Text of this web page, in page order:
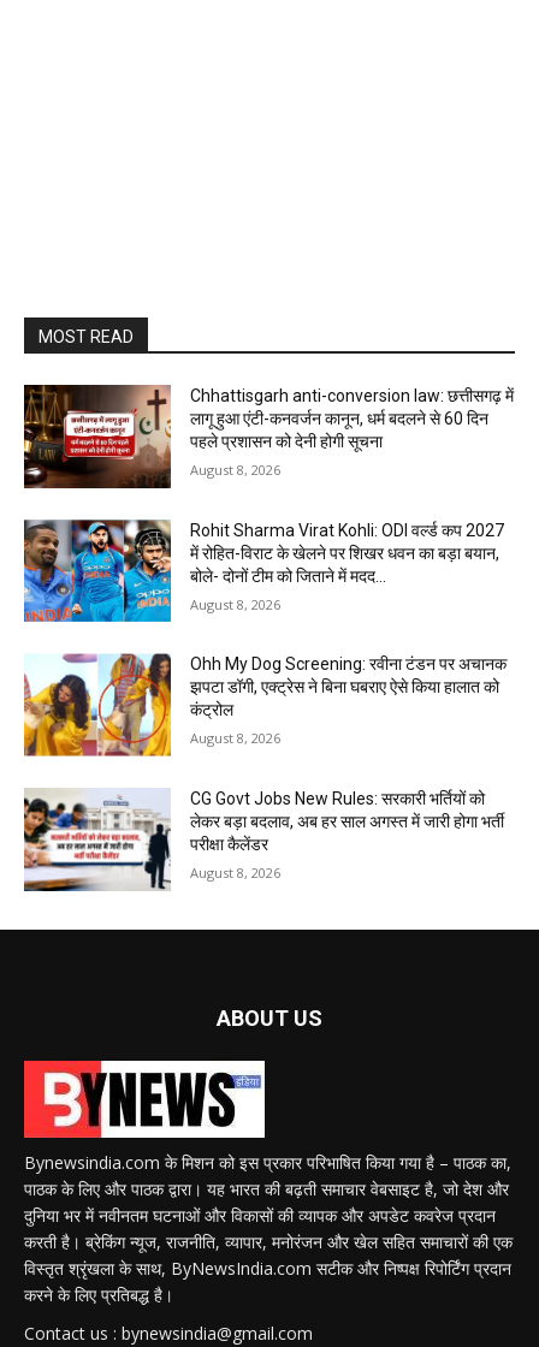
MOST READ
Chhattisgarh anti-conversion law: छत्तीसगढ़ में
लागू हुआ एंटी-कनवर्जन कानून, धर्म बदलने से 60 दिन
पहले प्रशासन को देनी होगी सूचना
August 8, 2026
Rohit Sharma Virat Kohli: ODI वर्ल्ड कप 2027
में रोहित-विराट के खेलने पर शिखर धवन का बड़ा बयान,
बोले- दोनों टीम को जिताने में मदद...
August 8, 2026
Ohh My Dog Screening: रवीना टंडन पर अचानक
झपटा डॉगी, एक्ट्रेस ने बिना घबराए ऐसे किया हालात को
कंट्रोल
August 8, 2026
CG Govt Jobs New Rules: सरकारी भर्तियों को
लेकर बड़ा बदलाव, अब हर साल अगस्त में जारी होगा भर्ती
परीक्षा कैलेंडर
August 8, 2026
ABOUT US
Bynewsindia.com के मिशन को इस प्रकार परिभाषित किया गया है – पाठक का,
पाठक के लिए और पाठक द्वारा। यह भारत की बढ़ती समाचार वेबसाइट है, जो देश और
दुनिया भर में नवीनतम घटनाओं और विकासों की व्यापक और अपडेट कवरेज प्रदान
करती है। ब्रेकिंग न्यूज, राजनीति, व्यापार, मनोरंजन और खेल सहित समाचारों की एक
विस्तृत श्रृंखला के साथ, ByNewsIndia.com सटीक और निष्पक्ष रिपोर्टिंग प्रदान
करने के लिए प्रतिबद्ध है।
Contact us : bynewsindia@gmail.com